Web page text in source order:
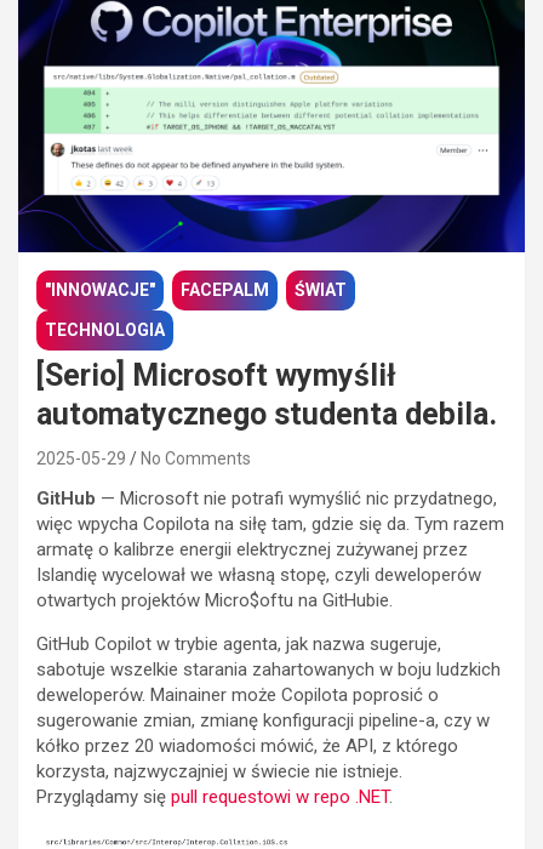
"INNOWACJE" FACEPALM ŚWIAT
TECHNOLOGIA
[Serio] Microsoft wymyślił
automatycznego studenta debila.
2025-05-29 No Comments
GitHub — Microsoft nie potrafi wymyślić nic przydatnego,
więc wpycha Copilota na siłę tam, gdzie się da. Tym razem
armatę o kalibrze energii elektrycznej zużywanej przez
Islandię wycelował we własną stopę, czyli deweloperów
otwartych projektów Micro$oftu na GitHubie.
GitHub Copilot w trybie agenta, jak nazwa sugeruje,
sabotuje wszelkie starania zahartowanych w boju ludzkich
deweloperów. Mainainer może Copilota poprosić o
sugerowanie zmian, zmianę konfiguracji pipeline-a, czy w
kółko przez 20 wiadomości mówić, że API, z którego
korzysta, najzwyczajniej w świecie nie istnieje.
Przyglądamy się pull requestowi w repo .NET.